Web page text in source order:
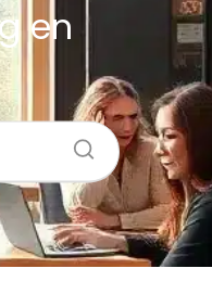
en